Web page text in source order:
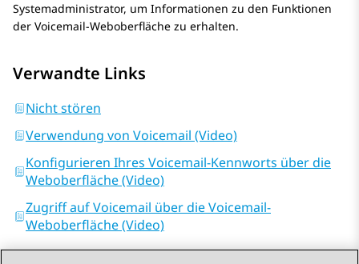
Systemadministrator, um Informationen zu den Funktionen
der Voicemail-Weboberfläche zu erhalten.
Verwandte Links
Nicht stören
Verwendung von Voicemail (Video)
Konfigurieren Ihres Voicemail-Kennworts über die
Weboberfläche (Video)
Zugriff auf Voicemail über die Voicemail-
Weboberfläche (Video)